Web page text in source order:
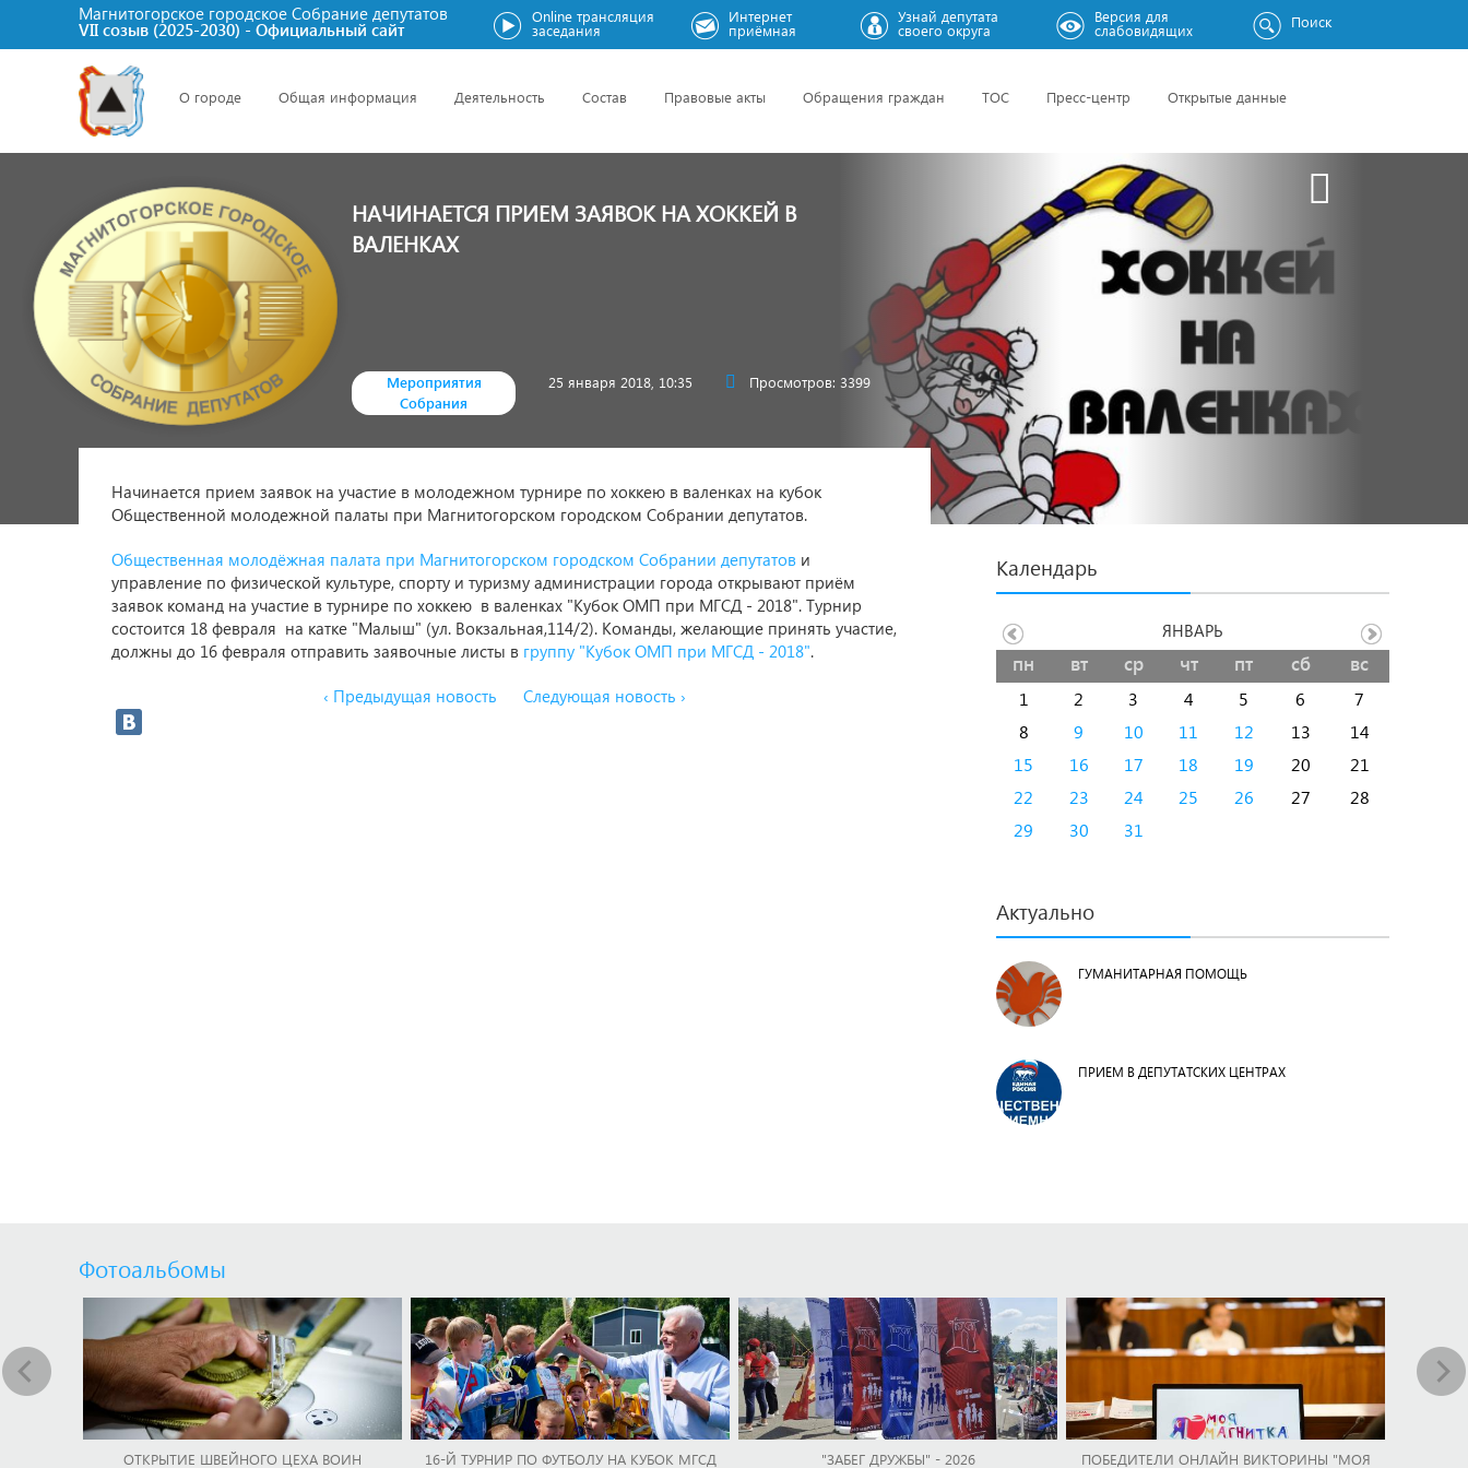
Магнитогорское городское Cобрание депутатов
VII созыв (2025-2030) - Официальный сайт
Online трансляция
заседания
Интернет
приёмная
Узнай депутата
своего округа
Версия для
слабовидящих Поиск
О городе Общая информация Деятельность Состав Правовые акты Обращения граждан ТОС Пресс-центр Открытые данные
НАЧИНАЕТСЯ ПРИЕМ ЗАЯВОК НА ХОККЕЙ В
ВАЛЕНКАХ
Мероприятия
Собрания
25 января 2018, 10:35 Просмотров: 3399
Начинается прием заявок на участие в молодежном турнире по хоккею в валенках на кубок
Общественной молодежной палаты при Магнитогорском городском Собрании депутатов.
Общественная молодёжная палата при Магнитогорском городском Собрании депутатов и
управление по физической культуре, спорту и туризму администрации города открывают приём
заявок команд на участие в турнире по хоккею в валенках "Кубок ОМП при МГСД - 2018". Турнир
состоится 18 февраля на катке "Малыш" (ул. Вокзальная,114/2). Команды, желающие принять участие,
должны до 16 февраля отправить заявочные листы в группу "Кубок ОМП при МГСД - 2018".
‹ Предыдущая новость Следующая новость ›
Календарь
пн вт ср чт пт сб вс
1 2 3 4 5 6
7
8
9 10 11 12 13
14
15
16 17 18 19 20
21
22
23 24 25 26 27
28
29
30 31
ЯНВАРЬ
Актуально
ГУМАНИТАРНАЯ ПОМОЩЬ
ПРИЕМ В ДЕПУТАТСКИХ ЦЕНТРАХ
Фотоальбомы
ОТКРЫТИЕ ШВЕЙНОГО ЦЕХА ВОИН 16-Й ТУРНИР ПО ФУТБОЛУ НА КУБОК МГСД "ЗАБЕГ ДРУЖБЫ" - 2026
ПОБЕДИТЕЛИ ОНЛАЙН ВИКТОРИНЫ "МОЯ